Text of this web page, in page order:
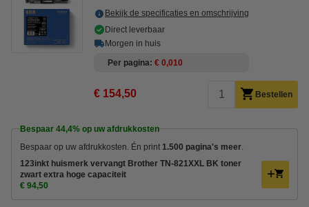
Bekijk de specificaties en omschrijving
Direct leverbaar
Morgen in huis
Per pagina € 0,010
€ 154,50 Bestellen
Bespaar 44,4% op uw afdrukkosten
Bespaar op uw afdrukkosten. Én print 1.500 pagina's meer.
123inkt huismerk vervangt Brother TN-821XXL BK toner
zwart extra hoge capaciteit
€ 94,50